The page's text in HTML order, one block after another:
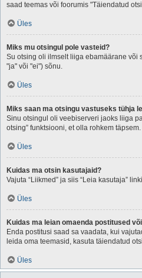
saad teemas või foorumis "Täiendatud
Üles
Miks mu otsingul pole vasteid?
Su otsing oli ilmselt liiga ebamäärane või
"ja" või "ei") sõnu.
Üles
Miks saan ma otsingu vastuseks tühja
Sinu otsingul oli veebiserveri jaoks liiga
otsing” funktsiooni, et olla rohkem täpsem.
Üles
Kuidas ma otsin kasutajaid?
Vajuta “Liikmed” ja siis “Leia kasutaja”
Üles
Kuidas ma leian omaenda postitused
Enda postitusi saad sa vaadata, kui
leida oma teemasid, kasuta täiendatud
Üles